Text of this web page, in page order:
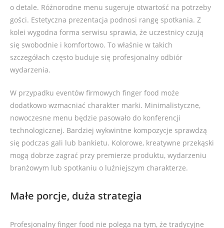
o detale. Różnorodne menu sugeruje otwartość na potrzeby
gości. Estetyczna prezentacja podnosi rangę spotkania. Z
kolei wygodna forma serwisu sprawia, że uczestnicy czują
się swobodnie i komfortowo. To właśnie w takich
szczegółach często buduje się profesjonalny odbiór
wydarzenia.
W przypadku eventów firmowych finger food może
dodatkowo wzmacniać charakter marki. Minimalistyczne,
nowoczesne menu będzie pasowało do konferencji
technologicznej. Bardziej wykwintne kompozycje sprawdzą
się podczas gali lub bankietu. Kolorowe, kreatywne przekąski
mogą dobrze zagrać przy premierze produktu, wydarzeniu
branżowym lub spotkaniu o luźniejszym charakterze.
Małe porcje, duża strategia
Profesjonalny finger food nie polega na tym, że tradycyjne